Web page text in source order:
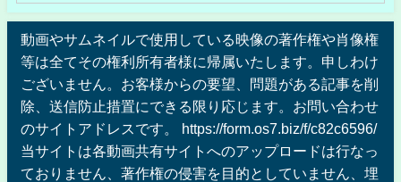
動画やサムネイルで使用している映像の著作権や肖像権
等は全てその権利所有者様に帰属いたします。申しわけ
ございません。お客様からの要望、問題がある記事を削
除、送信防止措置にできる限り応じます。お問い合わせ
のサイトアドレスです。 https://form.os7.biz/f/c82c6596/
当サイトは各動画共有サイトへのアップロードは行なっ
ておりません、著作権の侵害を目的としていません、埋